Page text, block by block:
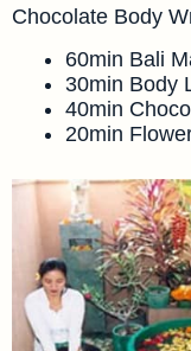
Chocolate Body
60min Bali
30min Body
40min
20min